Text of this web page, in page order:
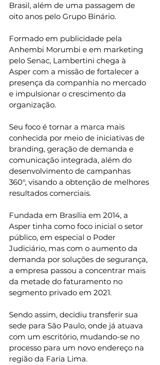
Brasil, além de uma passagem de
oito anos pelo Grupo Binário.
Formado em publicidade pela
Anhembi Morumbi e em marketing
pelo Senac, Lambertini chega à
Asper com a missão de fortalecer a
presença da companhia no mercado
e impulsionar o crescimento da
organização.
Seu foco é tornar a marca mais
conhecida por meio de iniciativas de
branding, geração de demanda e
comunicação integrada, além do
desenvolvimento de campanhas
360°, visando a obtenção de melhores
resultados comerciais.
Fundada em Brasília em 2014, a
Asper tinha como foco inicial o setor
público, em especial o Poder
Judiciário, mas com o aumento da
demanda por soluções de segurança,
a empresa passou a concentrar mais
da metade do faturamento no
segmento privado em 2021.
Sendo assim, decidiu transferir sua
sede para São Paulo, onde já atuava
com um escritório, mudando-se no
processo para um novo endereço na
região da Faria Lima.